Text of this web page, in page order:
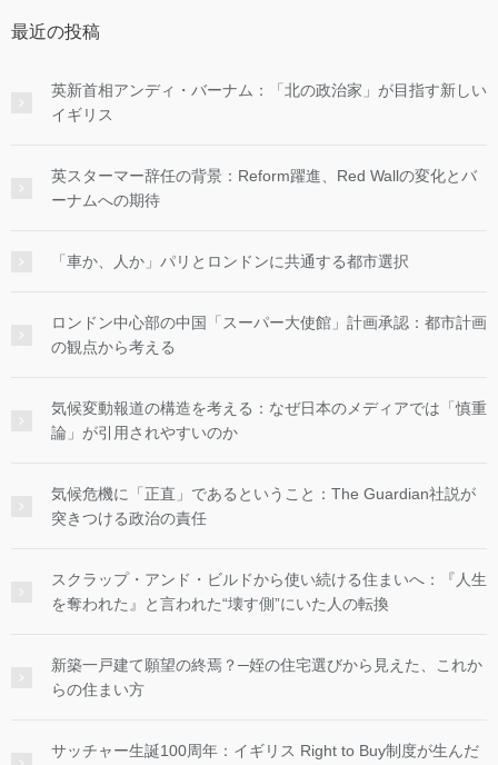
最近の投稿
英新首相アンディ・バーナム：「北の政治家」が目指す新しい
イギリス
英スターマー辞任の背景：Reform躍進、Red Wallの変化とバ
ーナムへの期待
「車か、人か」パリとロンドンに共通する都市選択
ロンドン中心部の中国「スーパー大使館」計画承認：都市計画
の観点から考える
気候変動報道の構造を考える：なぜ日本のメディアでは「慎重
論」が引用されやすいのか
気候危機に「正直」であるということ：The Guardian社説が
突きつける政治の責任
スクラップ・アンド・ビルドから使い続ける住まいへ：『人生
を奪われた』と言われた“壊す側”にいた人の転換
新築一戸建て願望の終焉？─姪の住宅選びから見えた、これか
らの住まい方
サッチャー生誕100周年：イギリス Right to Buy制度が生んだ